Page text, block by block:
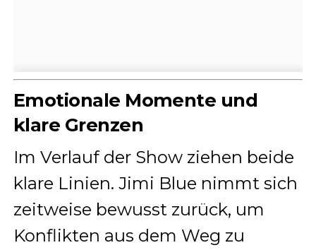
Emotionale Momente und
klare Grenzen
Im Verlauf der Show ziehen beide
klare Linien. Jimi Blue nimmt sich
zeitweise bewusst zurück, um
Konflikten aus dem Weg zu